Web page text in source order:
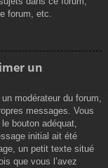
forum, etc.
un
modérateur du forum,
messages. Vous
bouton adéquat,
initial ait été
un petit texte situé
que vous l’avez